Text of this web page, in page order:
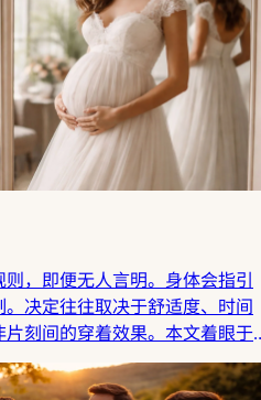
，即便无人言明。身体会指引
决定往往取决于舒适度、时间
刻间的穿着效果。本文着眼于
回忆中的真实样态——并非理想
饰。重点始终聚焦于那些被证